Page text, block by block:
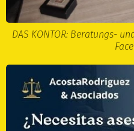
DAS KONTOR: Beratungs-